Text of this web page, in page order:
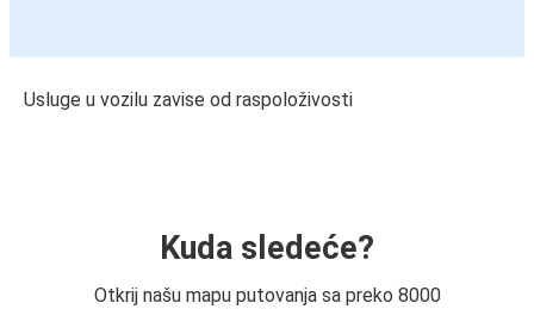
Usluge u vozilu zavise od raspoloživosti
Kuda sledeće?
Otkrij našu mapu putovanja sa preko 8000